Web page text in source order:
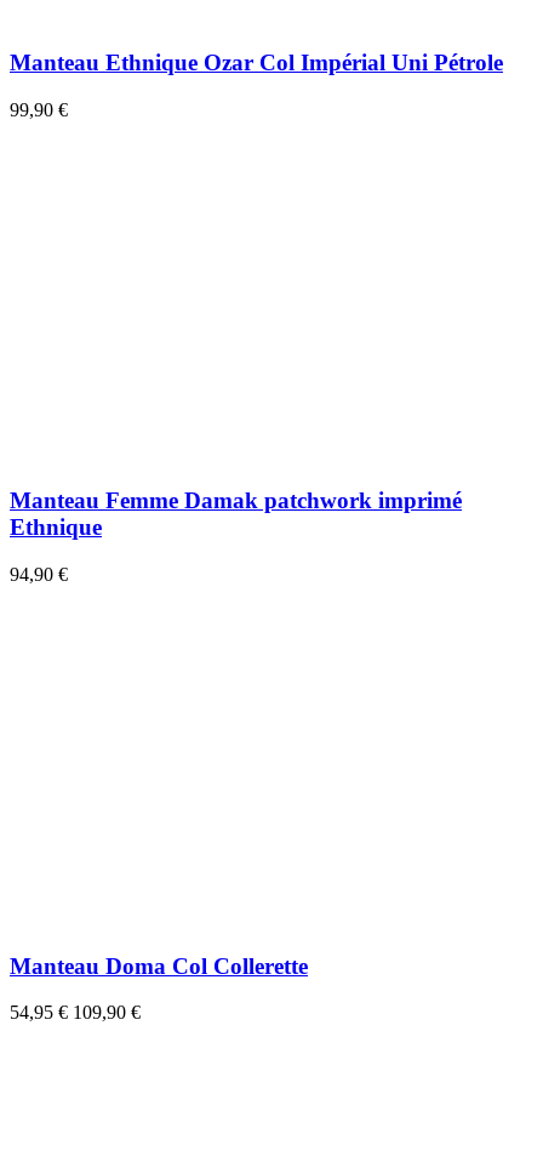
Manteau Ethnique Ozar Col Impérial Uni Pétrole
99,90 €
Manteau Femme Damak patchwork imprimé
Ethnique
94,90 €
Manteau Doma Col Collerette
54,95 € 109,90 €